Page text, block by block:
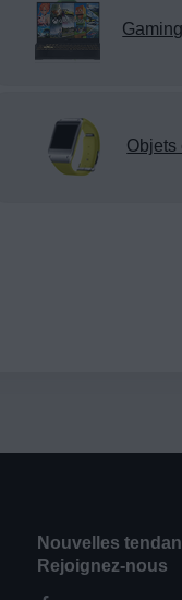
Objets
Nouvelles
Rejoignez-nous